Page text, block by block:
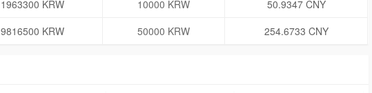
1963300 KRW 10000 KRW
50.9347 CNY
9816500 KRW 50000 KRW 254.6733 CNY